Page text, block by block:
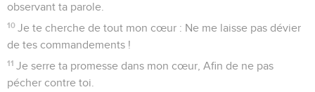
observant ta parole.
10 Je te cherche de tout mon cœur : Ne me laisse pas dévier
de tes commandements !
11 Je serre ta promesse dans mon cœur, Afin de ne pas
pécher contre toi.